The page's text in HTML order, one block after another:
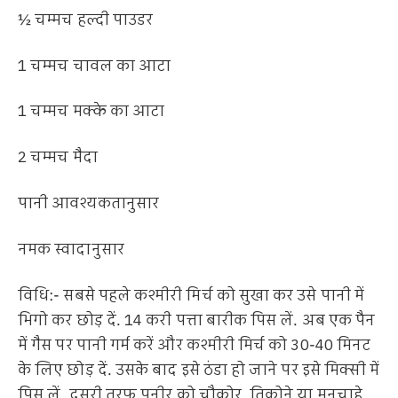
½ चम्मच हल्दी पाउडर
1 चम्मच चावल का आटा
1 चम्मच मक्के का आटा
2 चम्मच मैदा
पानी आवश्यकतानुसार
नमक स्वादानुसार
विधि:- सबसे पहले कश्मीरी मिर्च को सुखा कर उसे पानी में
भिगो कर छोड़ दें. 14 करी पत्ता बारीक पिस लें. अब एक पैन
में गैस पर पानी गर्म करें और कश्मीरी मिर्च को 30-40 मिनट
के लिए छोड़ दें. उसके बाद इसे ठंडा हो जाने पर इसे मिक्सी में